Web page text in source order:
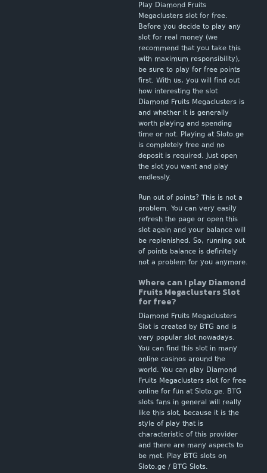
Play Diamond Fruits
Megaclusters slot for free.
Before you decide to play any
slot for real money (we
recommend that you take this
with maximum responsibility),
be sure to play for free points
first. With us, you will find out
how interesting the slot
Diamond Fruits Megaclusters is
and whether it is generally
worth playing and spending
time or not. Playing at Sloto.ge
is completely free and no
deposit is required. Just open
the slot you want and play
endlessly.
Run out of points? This is not a
problem. You can very easily
refresh the page or open this
slot again and your balance will
be replenished. So, running out
of points balance is definitely
not a problem for you anymore.
Where can I play Diamond
Fruits Megaclusters Slot
for free?
Diamond Fruits Megaclusters
Slot is created by BTG and is
very popular slot nowadays.
You can find this slot in many
online casinos around the
world. You can play Diamond
Fruits Megaclusters slot for free
online for fun at Sloto.ge. BTG
slots fans in general will really
like this slot, because it is the
style of play that is
characteristic of this provider
and there are many aspects to
be met. Play BTG slots on
Sloto.ge / BTG Slots.